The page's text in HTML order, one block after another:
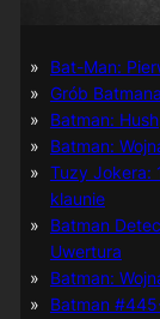
Bat-Man:
Grób Batmana
Batman: Hush
Batman:
Tuzy Jokera:
klaunie
Batman
Uwertura
Batman:
Batman